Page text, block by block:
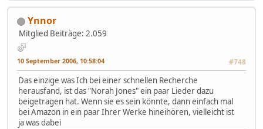
Ynnor
Mitglied Beiträge: 2.059
10 September 2006, 10:58:04 #748
Das einzige was Ich bei einer schnellen Recherche
herausfand, ist das "Norah Jones" ein paar Lieder dazu
beigetragen hat. Wenn sie es sein könnte, dann einfach mal
bei Amazon in ein paar Ihrer Werke hineihören, vielleicht ist
ja was dabei